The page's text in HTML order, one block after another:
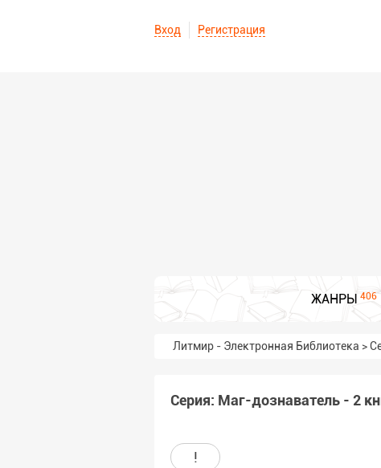
Вход Регистрация
ЖАНРЫ 406
Литмир - Электронная Библиотека >
Серия: Маг-дознаватель - 2
!